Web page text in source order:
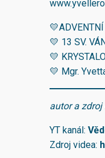
💛 13 SV.
💛
💛 Mgr.
autor a
YT kanál:
Zdroj videa: